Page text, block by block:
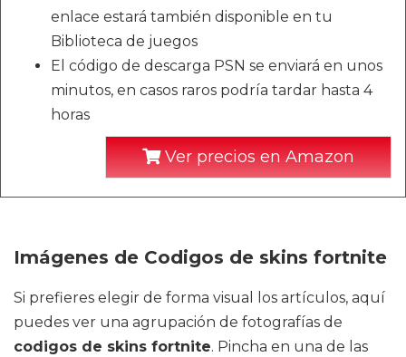
enlace estará también disponible en tu
Biblioteca de juegos
El código de descarga PSN se enviará en unos
minutos, en casos raros podría tardar hasta 4
horas
Ver precios en Amazon
Imágenes de Codigos de skins fortnite
Si prefieres elegir de forma visual los artículos, aquí
puedes ver una agrupación de fotografías de
codigos de skins fortnite. Pincha en una de las